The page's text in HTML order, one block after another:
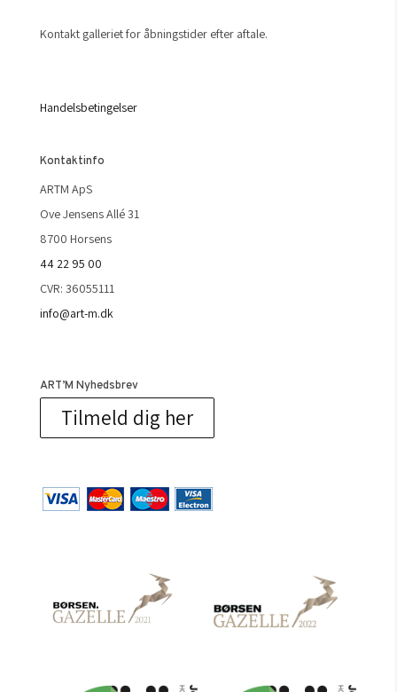
Kontakt galleriet for åbningstider efter aftale.
Handelsbetingelser
Kontaktinfo
ARTM ApS
Ove Jensens Allé 31
8700 Horsens
44 22 95 00
CVR: 36055111
info@art-m.dk
ART’M Nyhedsbrev
Tilmeld dig her